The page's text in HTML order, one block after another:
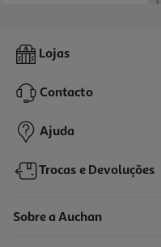
Tinteiro Canon Pg-560xl Preto
32,99 €
Lojas
Contacto
Ajuda
Trocas e Devoluções
Sobre a Auchan